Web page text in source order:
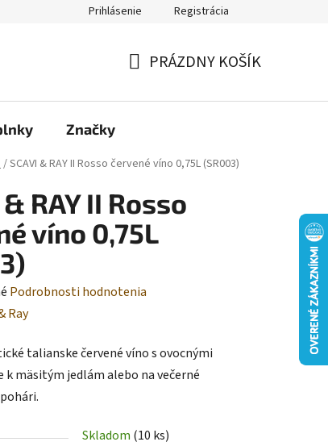
Prihlásenie Registrácia
PRÁZDNY KOŠÍK
Značky
/SCAVI & RAY II Rosso červené víno 0,75L (SR003)
& RAY II Rosso
víno 0,75L
Podrobnosti hodnotenia
Ray
talianske červené víno s ovocnými
k mäsitým jedlám alebo na večerné
Skladom (10 ks)